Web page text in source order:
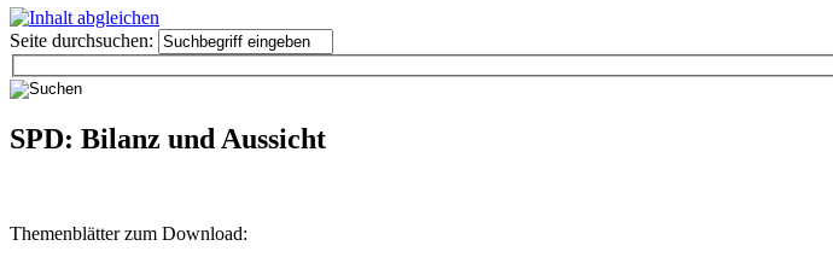
Seite durchsuchen:
SPD: Bilanz und Aussicht
Themenblätter zum Download: